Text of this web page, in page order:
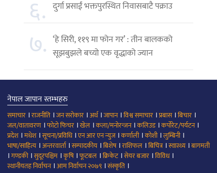
६. दुर्गा प्रसाईं भक्तपुरस्थित निवासबाटै पक्राउ
७. ‘हे सिरी, ११९ मा फोन गर’ : तीन बालकको
सूझबुझले बच्यो एक वृद्धाको ज्यान
नेपाल जापान स्तम्भहरु
समाचार ।राजनीति ।जन सरोकार ।अर्थ।जापान।विश्व समाचार ।प्रबास।बिचार ।
जल/वातावरण ।फोटो फिचर ।खेल ।कला/मनोरन्जन।कलिउड।कर्पोरेट/पर्यटन।
प्रदेश।मधेश।सूचना/प्रविधि।एन आर एन न्युज।कर्णाली।कोशी।लुम्बिनी।
भाषा/साहित्य ।अन्तरवार्ता।सम्पादकीय ।बिशेष।राशिफल ।बिचित्र।स्वास्थ्य ।बागमती
।गण्डकी।सुदूरपश्चिम ।कृषि।फूटबल ।क्रिकेट।सेयर बजार ।विविध।
स्थानीयतह निर्वाचन।आम निर्वाचन २०७९ ।संस्कृति ।